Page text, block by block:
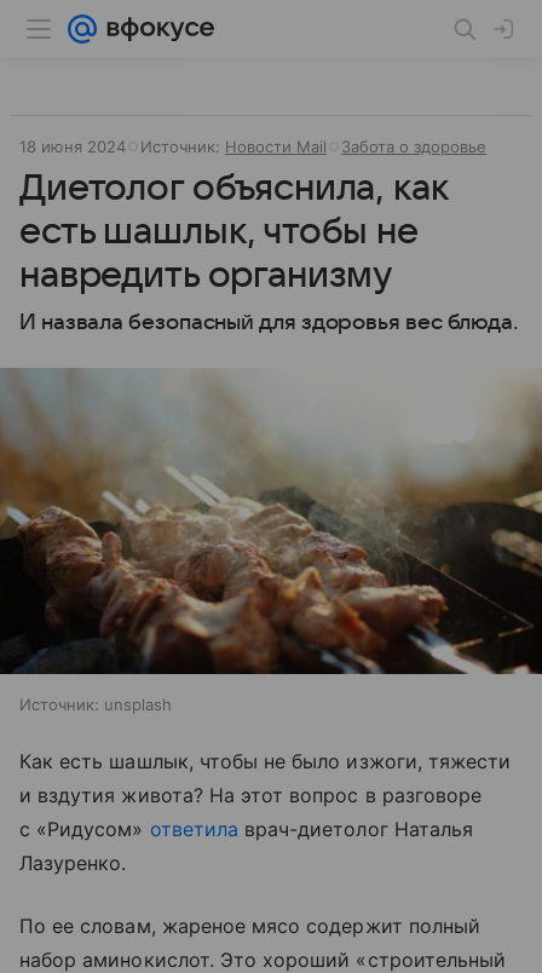
18 июня 2024 Источник: Новости Mail Забота о здоровье
Диетолог объяснила, как
есть шашлык, чтобы не
навредить организму
И назвала безопасный для здоровья вес блюда.
Источник: unsplash
Как есть шашлык, чтобы не было изжоги, тяжести
и вздутия живота? На этот вопрос в разговоре
с «Ридусом» ответила врач-диетолог Наталья
Лазуренко.
По ее словам, жареное мясо содержит полный
набор аминокислот. Это хороший «строительный